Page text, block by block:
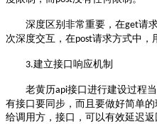
深度区别非常重要，在get请
次深度交互，在post请求方式中，
3.建立接口响应机制
老黄历api接口进行建设过程
有接口要同步，而且要做好简单
给调用方，接口，可以有效延迟